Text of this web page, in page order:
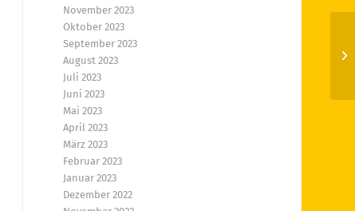
November 2023
Oktober 2023
September 2023
August 2023
Juli 2023
Juni 2023
Mai 2023
April 2023
März 2023
Februar 2023
Januar 2023
Dezember 2022